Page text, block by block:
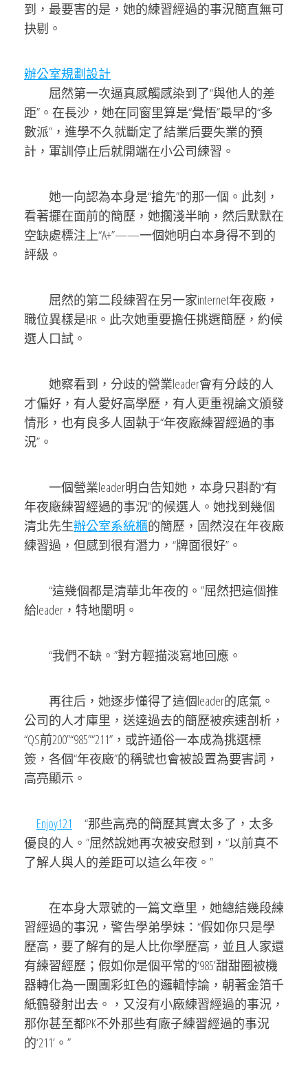
到，最要害的是，她的練習經過的事況簡直無可
抉剔。
辦公室規劃設計
屈然第一次逼真感觸感染到了“與他人的差
距”。在長沙，她在同窗里算是“覺悟”最早的“多
數派”，進學不久就斷定了結業后要失業的預
計，軍訓停止后就開端在小公司練習。
她一向認為本身是“搶先”的那一個。此刻，
看著擺在面前的簡歷，她擱淺半晌，然后默默在
空缺處標注上“A+”——一個她明白本身得不到的
評級。
屈然的第二段練習在另一家internet年夜廠，
職位異樣是HR。此次她重要擔任挑選簡歷，約候
選人口試。
她察看到，分歧的營業leader會有分歧的人
才偏好，有人愛好高學歷，有人更重視論文頒發
情形，也有良多人固執于“年夜廠練習經過的事
況”。
一個營業leader明白告知她，本身只斟酌“有
年夜廠練習經過的事況”的候選人。她找到幾個
清北先生辦公室系統櫃的簡歷，固然沒在年夜廠
練習過，但感到很有潛力，“牌面很好”。
“這幾個都是清華北年夜的。”屈然把這個推
給leader，特地闡明。
“我們不缺。”對方輕描淡寫地回應。
再往后，她逐步懂得了這個leader的底氣。
公司的人才庫里，送達過去的簡歷被疾速剖析，
“QS前200”“985”“211”，或許通俗一本成為挑選標
簽，各個“年夜廠”的稱號也會被設置為要害詞，
高亮顯示。
Enjoy121 “那些高亮的簡歷其實太多了，太多
優良的人。”屈然說她再次被安慰到，“以前真不
了解人與人的差距可以這么年夜。”
在本身大眾號的一篇文章里，她總結幾段練
習經過的事況，警告學弟學妹：“假如你只是學
歷高，要了解有的是人比你學歷高，並且人家還
有練習經歷；假如你是個平常的‘985’甜甜圈被機
器轉化為一團團彩虹色的邏輯悖論，朝著金箔千
紙鶴發射出去。，又沒有小廠練習經過的事況，
那你甚至都PK不外那些有廠子練習經過的事況
的‘211’。”